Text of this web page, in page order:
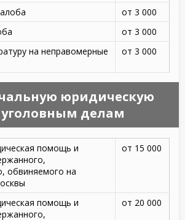
от 3 000
от 3 000
на неправомерные
от 3 000
юридическую
делам
помощь и
обвиняемого на
от 15 000
помощь и
от 20 000